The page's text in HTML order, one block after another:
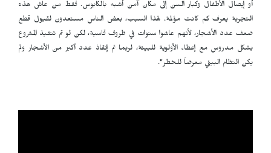
أو إيصال الأطفال وكبار السن إلى مكان آمن أشبه بالكابوس. فقط من عاش هذه
التجربة يعرف كم كانت مؤلمة. لهذا السبب، بعض الناس مستعدون لقبول قطع
ضعف عدد الأشجار، لأنهم عاشوا سنوات في ظروف قاسية، لكن لو تم تنفيذ المشروع
بشكل مدروس مع إعطاء الأولوية للبيئة، لربما تم إنقاذ عدد أكبر من الأشجار ولم
يكن النظام البيئي معرضاً للخطر".